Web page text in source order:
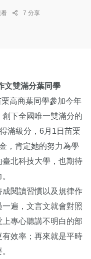
7 分享
文雙滿分葉同學
高商葉同學參加今年
下全國唯一雙滿分的
滿級分，6月1日苗栗
，肯定她的努力為學
北科技大學，也期待
閱讀習慣以及規律作
遍，文言文就會對照
專心聽講不明白的部
效率；再來就是平時